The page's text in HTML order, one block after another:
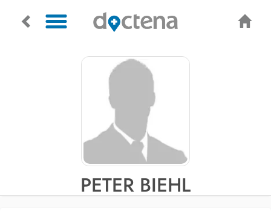
PETER BIEHL